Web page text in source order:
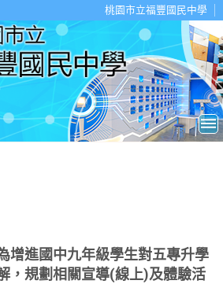
桃園市立福豐國民中學
增進國中九年級學生對五專升學
，規劃相關宣導(線上)及體驗活